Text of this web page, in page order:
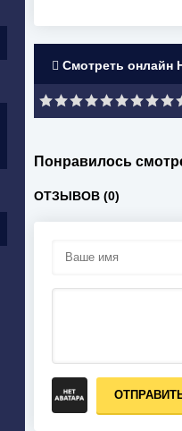
Смотреть онлайн
Понравилось
ОТЗЫВОВ (0)